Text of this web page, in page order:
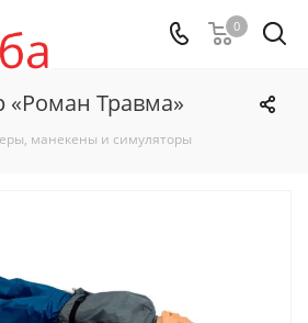
0
«Роман Травма»
манекены и симуляторы